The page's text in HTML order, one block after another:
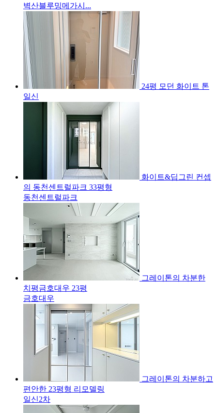
벽산블루밍메가시...
24평 모던 화이트 톤
일신
화이트&딥그린 컨셉
의 동천센트럴파크 33평형
동천센트럴파크
그레이톤의 차분한
치평금호대우 23평
금호대우
그레이톤의 차분하고
편안한 23평형 리모델링
일신2차